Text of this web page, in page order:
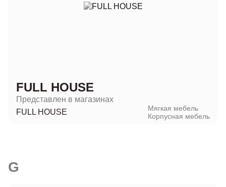
FULL HOUSE
Представлен в магазинах
FULL HOUSE
Мягкая мебель
Корпусная мебель
G